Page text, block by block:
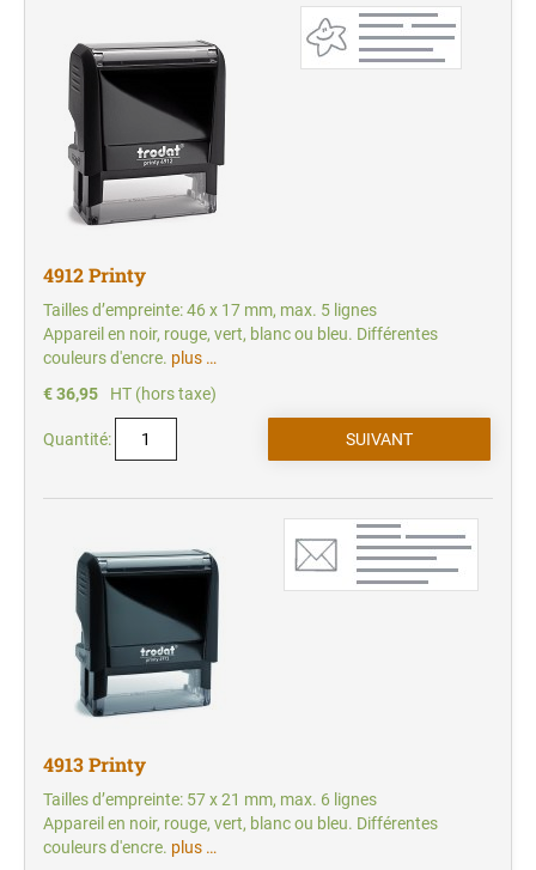
4912 Printy
Tailles d’empreinte: 46 x 17 mm, max. 5 lignes
Appareil en noir, rouge, vert, blanc ou bleu. Différentes
couleurs d'encre. plus …
€ 36,95
HT (hors taxe)
Quantité:
4913 Printy
Tailles d’empreinte: 57 x 21 mm, max. 6 lignes
Appareil en noir, rouge, vert, blanc ou bleu. Différentes
couleurs d'encre. plus …